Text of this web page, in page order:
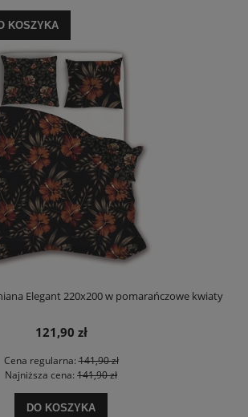
KOSZYKA
Elegant 220x200 w pomarańczowe kwiaty
121,90 zł
Cena regularna:141,90 zł
Najniższa cena: 141,90 zł
DO KOSZYKA